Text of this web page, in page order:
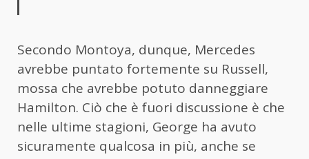
Secondo Montoya, dunque, Mercedes
avrebbe puntato fortemente su Russell,
mossa che avrebbe potuto danneggiare
Hamilton. Ciò che è fuori discussione è che
nelle ultime stagioni, George ha avuto
sicuramente qualcosa in più, anche se